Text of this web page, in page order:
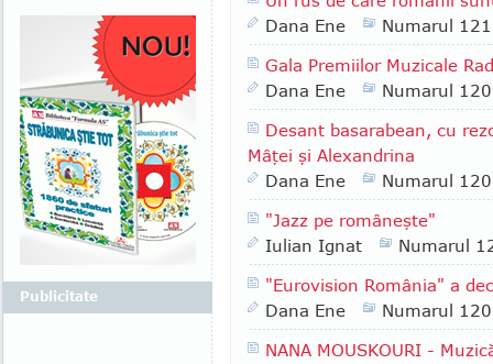
Dana Ene
Numarul
Gala Premiilor Muzicale
Dana Ene
Numarul
Desant basarabean, cu
Mâţei şi Alexandrina
Dana Ene
Numarul
"Jazz pe româneşte"
Iulian Ignat
Numarul
"Eurovision România" a
Dana Ene
Numarul
NANA MOUSKOURI -
Publicitate